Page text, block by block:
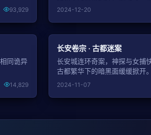
93,929 2024-12-20
同诡异
14,829
长安卷宗 · 古都迷案
长安城连环奇案，神探与女捕
古都繁华下的暗黑面缓缓掀开。
2024-11-07